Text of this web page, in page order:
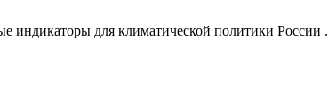
для климатической политики России .